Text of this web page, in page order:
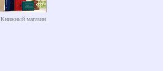
Книжный магазин